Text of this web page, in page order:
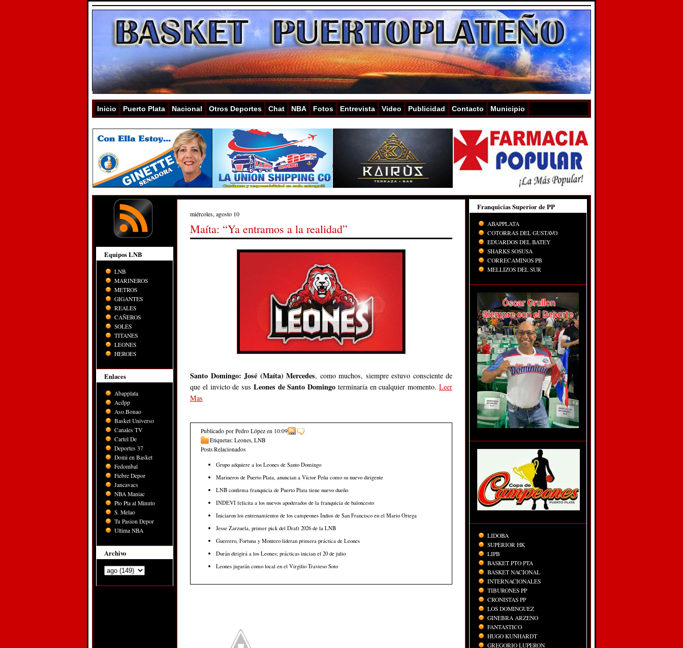
Inicio Puerto Plata Nacional Otros Deportes Chat NBA Fotos Entrevista Video Publicidad Contacto Municipio
Equipos LNB
LNB
MARINEROS
METROS
GIGANTES
REALES
CAÑEROS
SOLES
TITANES
LEONES
HEROES
Enlaces
Abapplata
Acdpp
Aso.Bonao
Basket Universo
Canales TV
Cartel De
Deportes 37
Domi en Basket
Fedombal
Fiebre Depor
Jancavacs
NBA Maniac
Pto Pta al Minuto
S. Melao
Tu Pasion Depor
Ultima NBA
Archivo
miércoles, agosto 10
Maíta: “Ya entramos a la realidad”
Santo Domingo: José (Maíta) Mercedes, como muchos, siempre estuvo consciente de
que el invicto de sus Leones de Santo Domingo terminaría en cualquier momento.Leer
Mas
Publicado por Pedro López en 10:09
Etiquetas: Leones, LNB
Posts Relacionados
Grupo adquiere a los Leones de Santo Domingo
Marineros de Puerto Plata, anuncian a Víctor Peña como su nuevo dirigente
LNB confirma franquicia de Puerto Plata tiene nuevo dueño
INDEVI felicita a los nuevos apoderados de la franquicia de baloncesto
Iniciaron los entrenamientos de los campeones Indios de San Francisco en el Mario Ortega
Jesse Zarzuela, primer pick del Draft 2026 de la LNB
Guerrero, Fortuna y Montero lideran primera práctica de Leones
Durán dirigirá a los Leones; prácticas inician el 20 de julio
Leones jugarán como local en el Virgilio Travieso Soto
Franquicias Superior de PP
ABAPPLATA
COTORRAS DEL GUSTAVO
EDUARDOS DEL BATEY
SHARKS SOSUSA
CORRECAMINOS PB
MELLIZOS DEL SUR
LIDOBA
SUPERIOR HK
LIPB
BASKET PTO PTA
BASKET NACIONAL
INTERNACIONALES
TIBURONES PP
CRONISTAS PP
LOS DOMINGUEZ
GINEBRA ARZENO
FANTASTICO
HUGO KUNHARDT
GREGORIO LUPERON